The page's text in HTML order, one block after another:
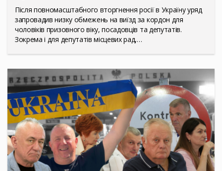
Після повномасштабного вторгнення росії в Україну уряд
запровадив низку обмежень на виїзд за кордон для
чоловіків призовного віку, посадовців та депутатів.
Зокрема і для депутатів місцевих рад,…